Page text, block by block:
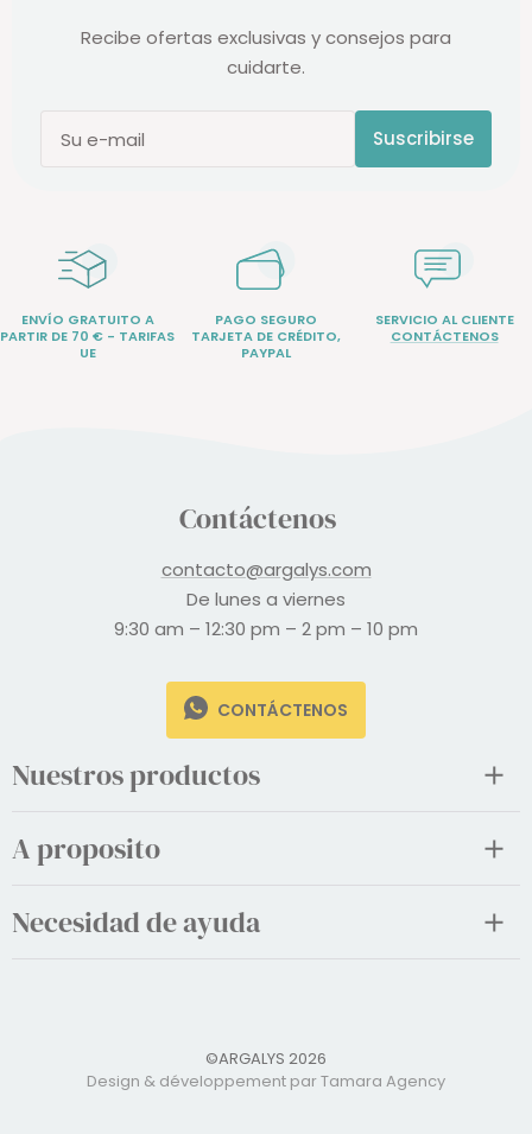
Recibe ofertas exclusivas y consejos para
cuidarte.
Su e-mail Suscribirse
ENVÍO GRATUITO A
PARTIR DE 70 € - TARIFAS
UE
PAGO SEGURO
TARJETA DE CRÉDITO,
PAYPAL
SERVICIO AL CLIENTE
CONTÁCTENOS
Contáctenos
contacto@argalys.com
De lunes a viernes
9:30 am – 12:30 pm – 2 pm – 10 pm
CONTÁCTENOS
Nuestros productos
A proposito
Necesidad de ayuda
©ARGALYS 2026
Design & développement par Tamara Agency